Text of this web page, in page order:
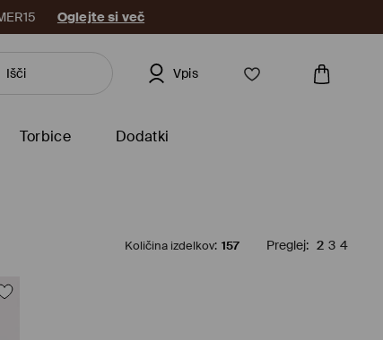
Oglejte si več
Vpis
Torbice Dodatki
Količina izdelkov: 157 Preglej: 2 3 4